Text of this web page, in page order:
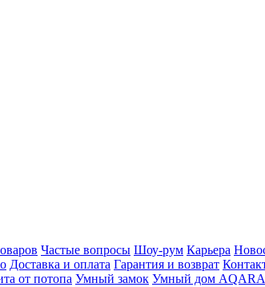
Частые вопросы Шоу-рум Карьера
Доставка и оплата Гарантия и возврат
от потопа Умный замок Умный дом AQARA